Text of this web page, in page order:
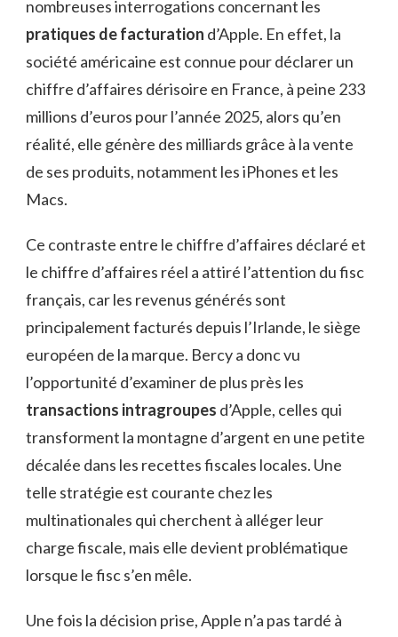
nombreuses interrogations concernant les
pratiques de facturation d’Apple. En effet, la
société américaine est connue pour déclarer un
chiffre d’affaires dérisoire en France, à peine 233
millions d’euros pour l’année 2025, alors qu’en
réalité, elle génère des milliards grâce à la vente
de ses produits, notamment les iPhones et les
Macs.
Ce contraste entre le chiffre d’affaires déclaré et
le chiffre d’affaires réel a attiré l’attention du fisc
français, car les revenus générés sont
principalement facturés depuis l’Irlande, le siège
européen de la marque. Bercy a donc vu
l’opportunité d’examiner de plus près les
transactions intragroupes d’Apple, celles qui
transforment la montagne d’argent en une petite
décalée dans les recettes fiscales locales. Une
telle stratégie est courante chez les
multinationales qui cherchent à alléger leur
charge fiscale, mais elle devient problématique
lorsque le fisc s’en mêle.
Une fois la décision prise, Apple n’a pas tardé à